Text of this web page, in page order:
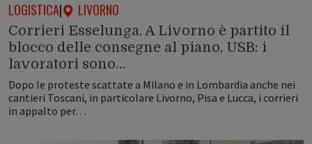
LOGISTICA| LIVORNO
Corrieri Esselunga. A Livorno è partito il
blocco delle consegne al piano, USB: i
lavoratori sono…
Dopo le proteste scattate a Milano e in Lombardia anche nei
cantieri Toscani, in particolare Livorno, Pisa e Lucca, i corrieri
in appalto per…